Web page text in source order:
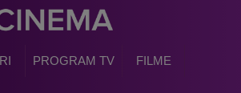
PROGRAM TV FILME